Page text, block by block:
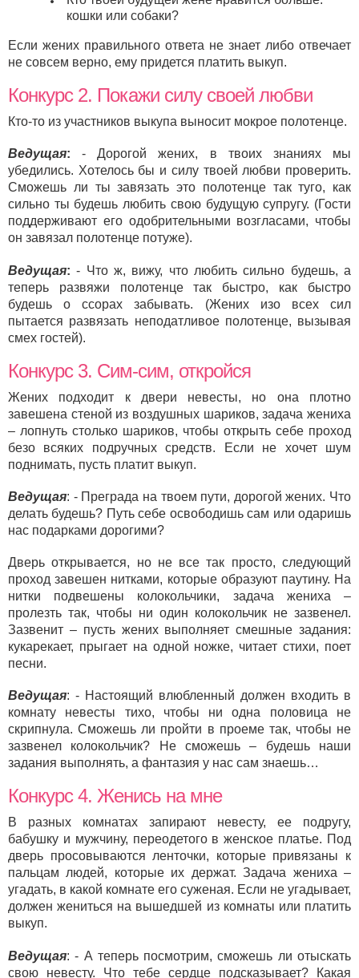
кошки или собаки?
Если жених правильного ответа не знает либо отвечает
не совсем верно, ему придется платить выкуп.
Конкурс 2. Покажи силу своей любви
Кто-то из участников выкупа выносит мокрое полотенце.
Ведущая: - Дорогой жених, в твоих знаниях мы
убедились. Хотелось бы и силу твоей любви проверить.
Сможешь ли ты завязать это полотенце так туго, как
сильно ты будешь любить свою будущую супругу. (Гости
поддерживают его одобрительными возгласами, чтобы
он завязал полотенце потуже).
Ведущая: - Что ж, вижу, что любить сильно будешь, а
теперь развяжи полотенце так быстро, как быстро
будешь о ссорах забывать. (Жених изо всех сил
пытается развязать неподатливое полотенце, вызывая
смех гостей).
Конкурс 3. Сим-сим, откройся
Жених подходит к двери невесты, но она плотно
завешена стеной из воздушных шариков, задача жениха
– лопнуть столько шариков, чтобы открыть себе проход
безо всяких подручных средств. Если не хочет шум
поднимать, пусть платит выкуп.
Ведущая: - Преграда на твоем пути, дорогой жених. Что
делать будешь? Путь себе освободишь сам или одаришь
нас подарками дорогими?
Дверь открывается, но не все так просто, следующий
проход завешен нитками, которые образуют паутину. На
нитки подвешены колокольчики, задача жениха –
пролезть так, чтобы ни один колокольчик не зазвенел.
Зазвенит – пусть жених выполняет смешные задания:
кукарекает, прыгает на одной ножке, читает стихи, поет
песни.
Ведущая: - Настоящий влюбленный должен входить в
комнату невесты тихо, чтобы ни одна половица не
скрипнула. Сможешь ли пройти в проеме так, чтобы не
зазвенел колокольчик? Не сможешь – будешь наши
задания выполнять, а фантазия у нас сам знаешь…
Конкурс 4. Женись на мне
В разных комнатах запирают невесту, ее подругу,
бабушку и мужчину, переодетого в женское платье. Под
дверь просовываются ленточки, которые привязаны к
пальцам людей, которые их держат. Задача жениха –
угадать, в какой комнате его суженая. Если не угадывает,
должен жениться на вышедшей из комнаты или платить
выкуп.
Ведущая: - А теперь посмотрим, сможешь ли отыскать
свою невесту. Что тебе сердце подсказывает? Какая